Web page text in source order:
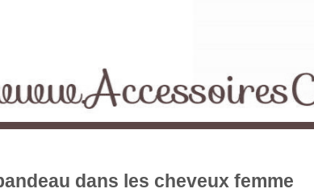
dans les cheveux femme